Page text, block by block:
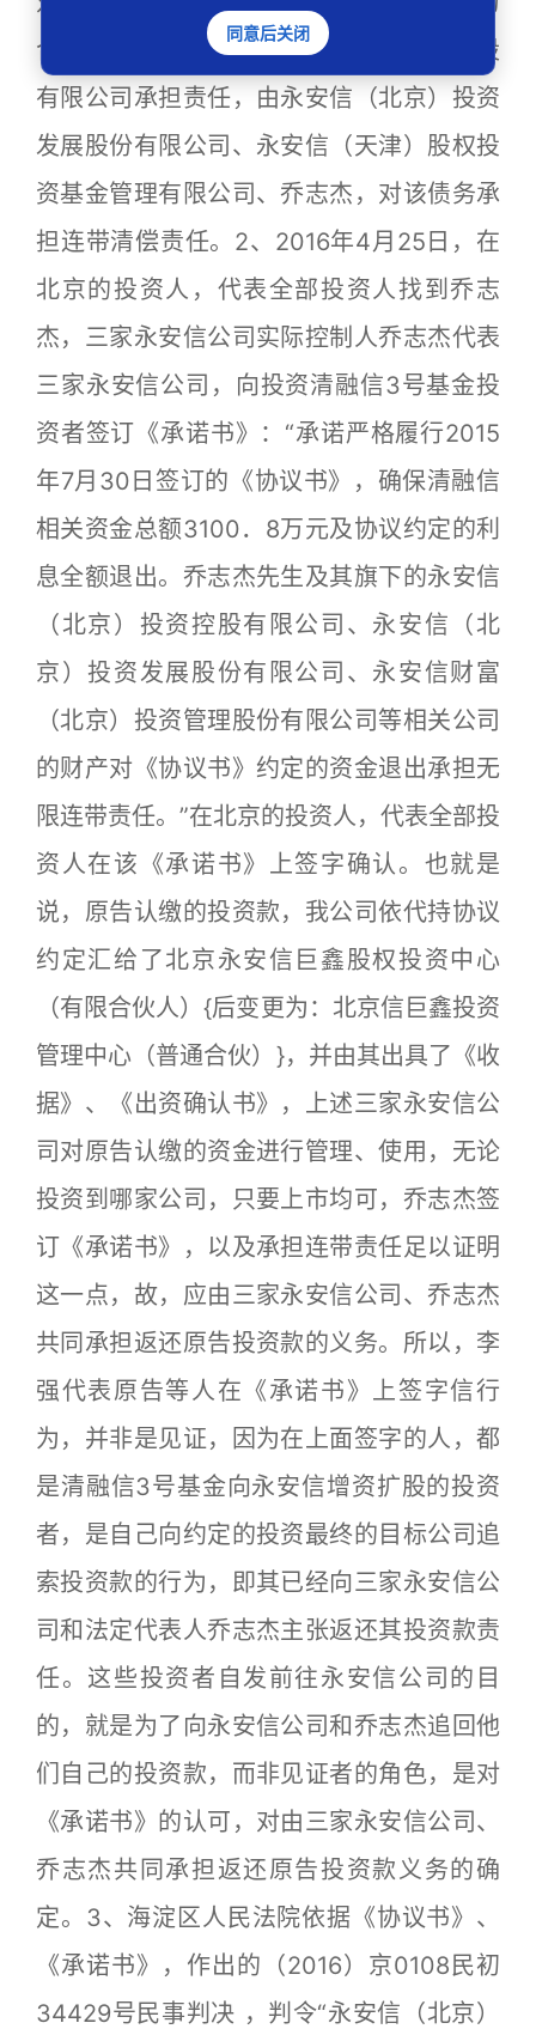
合同相对人，应由永安信（北京）投资控股
有限公司承担责任，由永安信（北京）投资
发展股份有限公司、永安信（天津）股权投
资基金管理有限公司、乔志杰，对该债务承
担连带清偿责任。2、2016年4月25日，在
北京的投资人，代表全部投资人找到乔志
杰，三家永安信公司实际控制人乔志杰代表
三家永安信公司，向投资清融信3号基金投
资者签订《承诺书》：“承诺严格履行2015
年7月30日签订的《协议书》，确保清融信
相关资金总额3100．8万元及协议约定的利
息全额退出。乔志杰先生及其旗下的永安信
（北京）投资控股有限公司、永安信（北
京）投资发展股份有限公司、永安信财富
（北京）投资管理股份有限公司等相关公司
的财产对《协议书》约定的资金退出承担无
限连带责任。”在北京的投资人，代表全部投
资人在该《承诺书》上签字确认。也就是
说，原告认缴的投资款，我公司依代持协议
约定汇给了北京永安信巨鑫股权投资中心
（有限合伙人）{后变更为：北京信巨鑫投资
管理中心（普通合伙）}，并由其出具了《收
据》、《出资确认书》，上述三家永安信公
司对原告认缴的资金进行管理、使用，无论
投资到哪家公司，只要上市均可，乔志杰签
订《承诺书》，以及承担连带责任足以证明
这一点，故，应由三家永安信公司、乔志杰
共同承担返还原告投资款的义务。所以，李
强代表原告等人在《承诺书》上签字信行
为，并非是见证，因为在上面签字的人，都
是清融信3号基金向永安信增资扩股的投资
者，是自己向约定的投资最终的目标公司追
索投资款的行为，即其已经向三家永安信公
司和法定代表人乔志杰主张返还其投资款责
任。这些投资者自发前往永安信公司的目
的，就是为了向永安信公司和乔志杰追回他
们自己的投资款，而非见证者的角色，是对
《承诺书》的认可，对由三家永安信公司、
乔志杰共同承担返还原告投资款义务的确
定。3、海淀区人民法院依据《协议书》、
《承诺书》，作出的（2016）京0108民初
34429号民事判决 ，判令“永安信（北京）
同意后关闭